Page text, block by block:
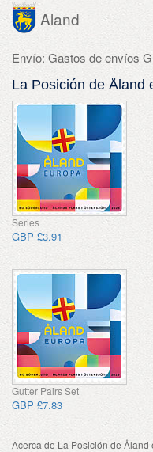
Aland
Envío: Gastos de envíos
La Posición de Åland
Series
GBP £3.91
Gutter Pairs Set
GBP £7.83
Acerca de La Posición de Åland